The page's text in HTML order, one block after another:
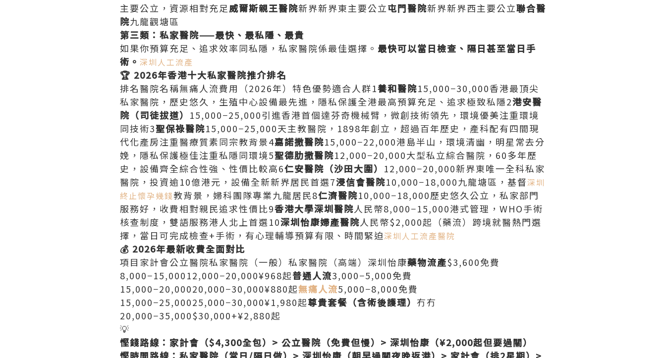
主要公立，資源相對充足威爾斯親王醫院新界新界東主要公立屯門醫院新界新界西主要公立聯合醫
院九龍觀塘區
第三類：私家醫院——最快、最私隱、最貴
如果你預算充足、追求效率同私隱，私家醫院係最佳選擇。 最快可以當日檢查、隔日甚至當日手
術。 深圳人工流產
🏆 2026年香港十大私家醫院推介排名
排名醫院名稱無痛人流費用（2026年）特色優勢適合人群1養和醫院15,000−30,000香港最頂尖
私家醫院，歷史悠久，生殖中心設備最先進，隱私保護全港最高預算充足、追求極致私隱2港安醫
院（司徒拔道） 15,000−25,000引進香港首個達芬奇機械臂，微創技術領先，環境優美注重環境
同技術3聖保祿醫院15,000−25,000天主教醫院，1898年創立，超過百年歷史，產科配有四間現
代化產房注重醫療質素同宗教背景4嘉諾撒醫院15,000−22,000港島半山，環境清幽，明星常去分
娩，隱私保護極佳注重私隱同環境5聖德肋撒醫院12,000−20,000大型私立綜合醫院，60多年歷
史，設備齊全綜合性強、性價比較高6仁安醫院（沙田大圍） 12,000−20,000新界東唯一全科私家
醫院，投資逾10億港元，設備全新新界居民首選7浸信會醫院10,000−18,000九龍塘區，基督深圳
終止懷孕幾錢教背景，婦科團隊專業九龍居民8仁濟醫院10,000−18,000歷史悠久公立，私家部門
服務好，收費相對親民追求性價比9香港大學深圳醫院人民幣8,000−15,000港式管理，WHO手術
核查制度，雙語服務港人北上首選10深圳怡康婦產醫院人民幣$2,000起（藥流）跨境就醫熱門選
擇，當日可完成檢查+手術，有心理輔導預算有限、時間緊迫深圳人工流產醫院
💰 2026年最新收費全面對比
項目家計會公立醫院私家醫院（一般）私家醫院（高端）深圳怡康藥物流產$3,600免費
8,000−15,00012,000−20,000¥968起普通人流3,000−5,000免費
15,000−20,00020,000−30,000¥880起無痛人流5,000−8,000免費
15,000−25,00025,000−30,000¥1,980起尊貴套餐（含術後護理） 冇冇
20,000−35,000$30,000+¥2,880起
💡
慳錢路線：家計會（$4,300全包）> 公立醫院（免費但慢）> 深圳怡康（¥2,000起但要過關）